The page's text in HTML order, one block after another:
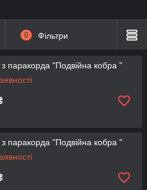
0 Фільтри
паракорда "Подвійна кобра "
паракорда "Подвійна кобра "